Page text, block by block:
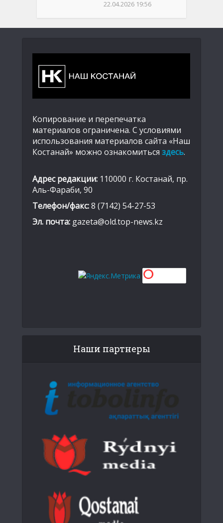
22.04.2026 19:56
Копирование и перепечатка
материалов ограничена. С условиями
использования материалов сайта «Наш
Костанай» можно ознакомиться здесь.
Адрес редакции: 110000 г. Костанай, пр.
Аль-Фараби, 90
Телефон/факс:8 (7142) 54-27-53
Эл. почта: gazeta@old.top-news.kz
Наши партнеры